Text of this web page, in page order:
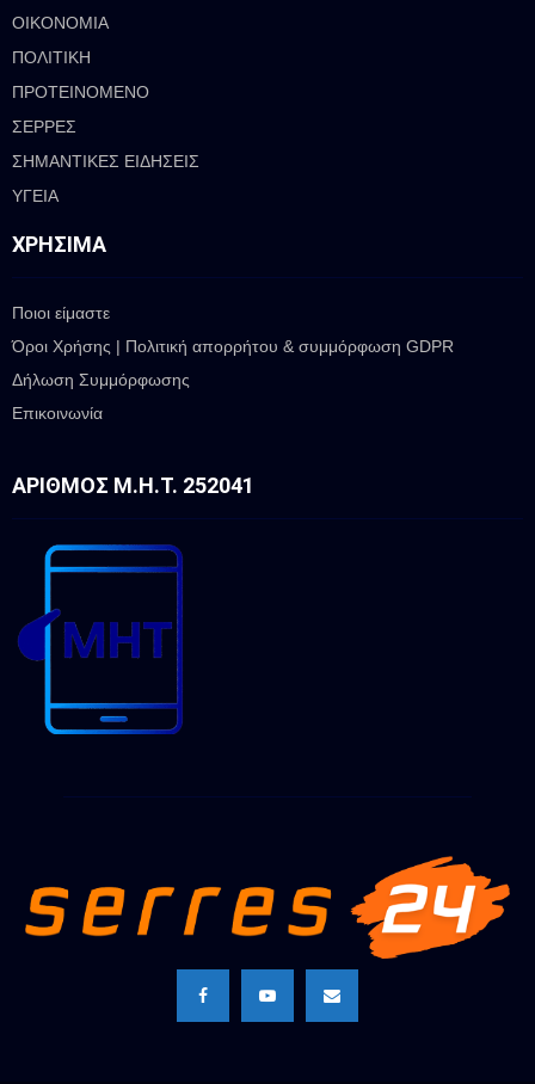
ΟΙΚΟΝΟΜΙΑ
ΠΟΛΙΤΙΚΗ
ΠΡΟΤΕΙΝΟΜΕΝΟ
ΣΕΡΡΕΣ
ΣΗΜΑΝΤΙΚΕΣ ΕΙΔΗΣΕΙΣ
ΥΓΕΙΑ
ΧΡΉΣΙΜΑ
Ποιοι είμαστε
Όροι Χρήσης | Πολιτική απορρήτου & συμμόρφωση GDPR
Δήλωση Συμμόρφωσης
Επικοινωνία
ΑΡΙΘΜΌΣ Μ.Η.Τ. 252041